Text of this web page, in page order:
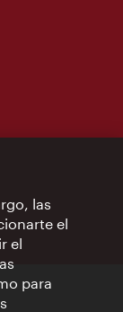
las
el
el
para